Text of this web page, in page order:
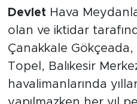
DevletHava
olan ve iktidar
Çanakkale
Topel, Balıkesir
havalimanlarında
EKONOMİ
SPOR
KÜLTÜR SANAT
YAŞAM